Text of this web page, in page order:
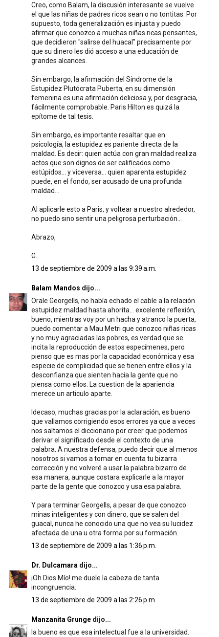
Creo, como Balam, la discusión interesante se vuelve
el que las niñas de padres ricos sean o no tontitas. Por
supuesto, toda generalización es injusta y puedo
afirmar que conozco a muchas niñas ricas pensantes,
que decidieron "salirse del huacal" precisamente por
que su dinero les dió acceso a una educación de
grandes alcances.
Sin embargo, la afirmación del Síndrome de la
Estupidez Plutócrata Puberta, en su dimensión
femenina es una afirmación deliciosa y, por desgracia,
fácilmente comprobable. Paris Hilton es quizá la
epítome de tal tesis.
Sin embargo, es importante resaltar que en
psicología, la estupidez es pariente directa de la
maldad. Es decir: quien actúa con gran maldad realiza
actos que son dignos de ser calificados como
estúpidos... y viceversa... quien aparenta estupidez
puede, en el fondo, ser acusado de una profunda
maldad...
Al aplicarle esto a Paris, y voltear a nuestro alrededor,
no puedo sino sentir una peligrosa perturbación...
Abrazo,
G.
13 de septiembre de 2009 a las 9:39 a.m.
Balam Mandos dijo...
Orale Georgells, no había echado el cable a la relación
estupidez maldad hasta ahorita... excelente reflexión,
bueno, mientras voy por un hacha y atranco la puerta,
puedo comentar a Mau Metri que conozco niñas ricas
y no muy agraciadas las pobres, es verdad que se
incita la reproducción de estos especímenes, pero
pienso que es mas por la capacidad económica y esa
especie de complicidad que se tienen entre ellos y la
desconfianza que sienten hacia la gente que no
piensa como ellos. La cuestion de la apariencia
merece un articulo aparte.
Idecaso, muchas gracias por la aclaración, es bueno
que vallamos corrigiendo esos errores ya que a veces
nos saltamos el diccionario por creer que podemos
derivar el significado desde el contexto de una
palabra. A nuestra defensa, puedo decir que al menos
nosotros si vamos a tomar en cuenta tu bizarra
corrección y no volveré a usar la palabra bizarro de
esa manera, aunque costara explicarle a la mayor
parte de la gente que conozco y usa esa palabra.
Y para terminar Georgells, a pesar de que conozco
minas inteligentes y con dinero, que se salen del
guacal, nunca he conocido una que no vea su lucidez
afectada de una u otra forma por su formación.
13 de septiembre de 2009 a las 1:36 p.m.
Dr. Dulcamara dijo...
¡Oh Dios Mío! me duele la cabeza de tanta
incongruencia.
13 de septiembre de 2009 a las 2:26 p.m.
Manzanita Grungedijo...
la bueno es que esa intelectual fue a la universidad.